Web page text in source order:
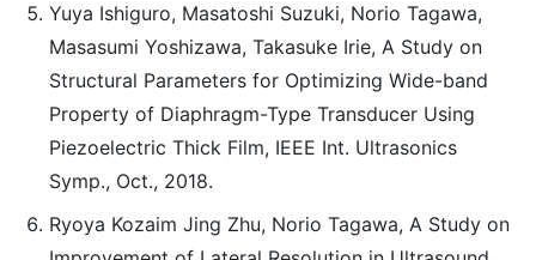
Yuya Ishiguro, Masatoshi Suzuki, Norio Tagawa,
Masasumi Yoshizawa, Takasuke Irie, A Study on
Structural Parameters for Optimizing Wide-band
Property of Diaphragm-Type Transducer Using
Piezoelectric Thick Film, IEEE Int. Ultrasonics
Symp., Oct., 2018.
Ryoya Kozaim Jing Zhu, Norio Tagawa, A Study on